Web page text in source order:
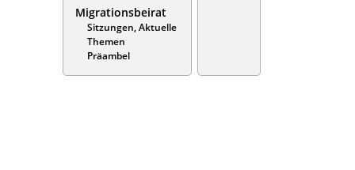
Migrationsbeirat
Sitzungen, Aktuelle
Themen
Präambel